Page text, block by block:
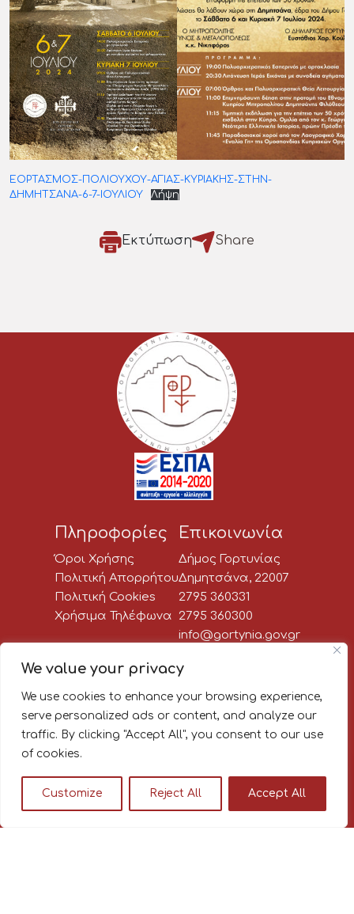
We value your privacy
We use cookies to enhance your browsing experience,
serve personalized ads or content, and analyze our
traffic. By clicking "Accept All", you consent to our use
of cookies.
Customize Reject All Accept All
ΕΟΡΤΑΣΜΟΣ-ΠΟΛΙΟΥΧΟΥ-ΑΓΙΑΣ-ΚΥΡΙΑΚΗΣ-ΣΤΗΝ-
ΔΗΜΗΤΣΑΝΑ-6-7-ΙΟΥΛΙΟΥ
Λήψη
Εκτύπωση Share
Πληροφορίες
Όροι Χρήσης
Πολιτική Απορρήτου
Πολιτική Cookies
Χρήσιμα Τηλέφωνα
Επικοινωνία
Δήμος Γορτυνίας
Δημητσάνα, 22007
2795 360331
2795 360300
info@gortynia.gov.gr
Social Media
Newsletter:
Κάνε εγγραφή στο newsletter
μαθαίνεις πρώτος όλα τα νέα!